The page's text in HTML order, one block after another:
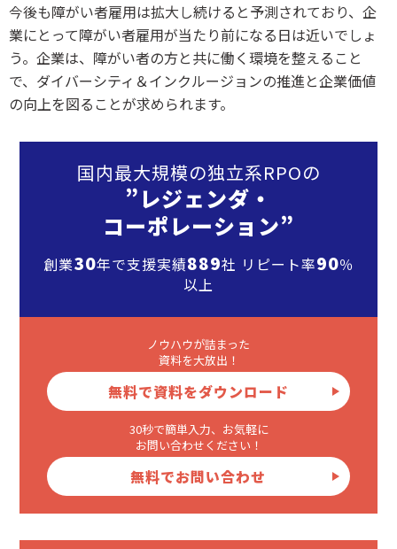
今後も障がい者雇用は拡大し続けると予測されており、企
業にとって障がい者雇用が当たり前になる日は近いでしょ
う。企業は、障がい者の方と共に働く環境を整えること
で、ダイバーシティ＆インクルージョンの推進と企業価値
の向上を図ることが求められます。
国内最大規模の独立系RPOの
”レジェンダ・
コーポレーション”
創業30年で支援実績889社 リピート率90％
以上
ノウハウが詰まった
資料を大放出！
無料で資料をダウンロード
30秒で簡単入力、お気軽に
お問い合わせください！
無料でお問い合わせ